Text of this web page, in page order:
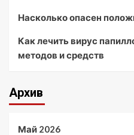
Насколько опасен
Как лечить вирус
методов и средств
Архив
Май 2026